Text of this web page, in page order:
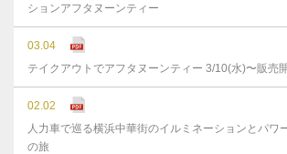
ションアフタヌーンティー
03.04
テイクアウトでアフタヌーンティー 3/10(水)〜販売
02.02
人力車で巡る横浜中華街のイルミネーションとパワ
の旅